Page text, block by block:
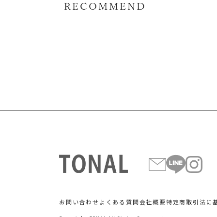
RECOMMEND
お問い合わせよくある質問会社概要特定商取引法に